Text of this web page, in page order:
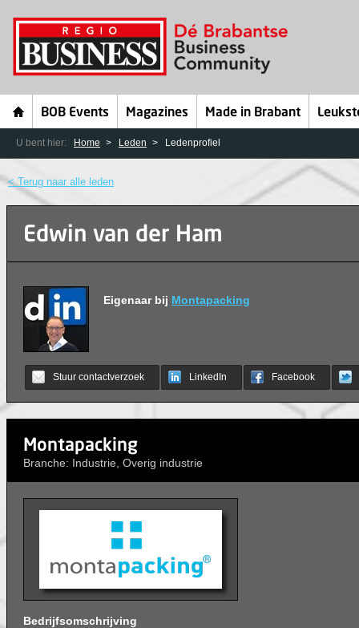
BOB Events Magazines Made in Brabant
U bent hier: Home Leden Ledenprofiel
< Terug naar alle leden
Edwin van der Ham
Eigenaar bij Montapacking
Stuur contactverzoek LinkedIn Facebook
Montapacking
Branche: Industrie, Overig industrie
Bedrijfsomschrijving